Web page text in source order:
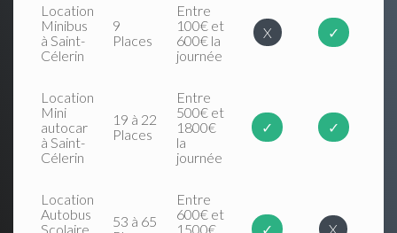
Location
Minibus
à Saint-
Célerin
9
Places
Entre
100€ et
600€ la
journée
X ✓
Location
Mini
autocar
à Saint-
Célerin
19 à 22
Places
Entre
500€ et
1800€
la
journée
✓ ✓
Location
Autobus
Scolaire
53 à 65
Entre
600€ et
1500€
✓ X